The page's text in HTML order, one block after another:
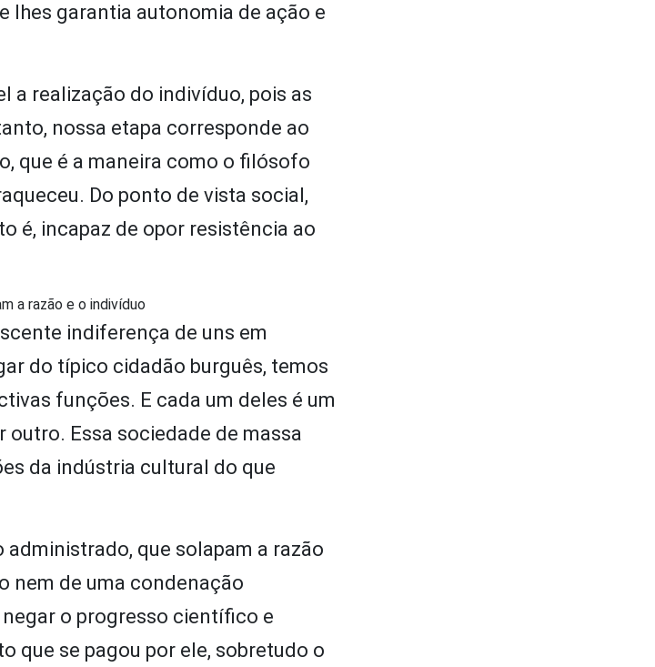
lhes garantia autonomia de ação e
a realização do indivíduo, pois as
nossa etapa corresponde ao
que é a maneira como o filósofo
Do ponto de vista social,
é, incapaz de opor resistência ao
a razão e o indivíduo
indiferença de uns em
do típico cidadão burguês, temos
funções. E cada um deles é um
Essa sociedade de massa
da indústria cultural do que
que solapam a razão
nem de uma condenação
o progresso científico e
que se pagou por ele, sobretudo o